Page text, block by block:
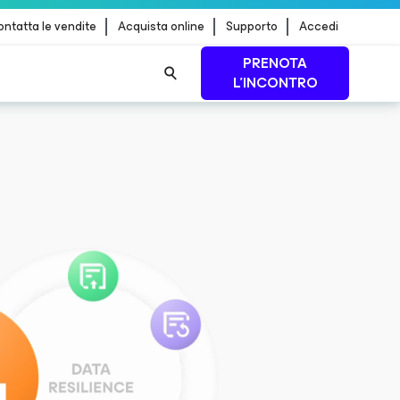
le vendite Acquista online Supporto Accedi
PRENOTA
L'INCONTRO